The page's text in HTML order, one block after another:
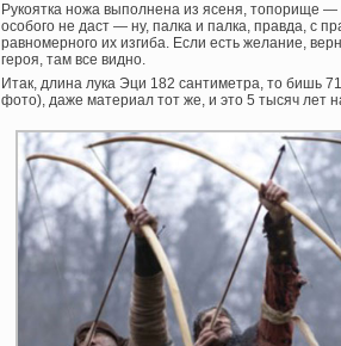
Рукоятка ножа выполнена из ясеня, топорище —
особого не даст — ну, палка и палка, правда, с
равномерного их изгиба. Если есть желание,
героя, там все видно.
Итак, длина лука Эци 182 сантиметра, то бишь
фото), даже материал тот же, и это 5 тысяч лет